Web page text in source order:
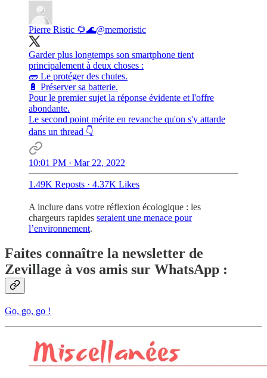
Pierre Ristic 🌻🌊@memoristic
Garder plus longtemps son smartphone tient
principalement à deux choses :
🧱 Le protéger des chutes.
🔋 Préserver sa batterie.
Pour le premier sujet la réponse évidente et l'offre
abondante.
Le second point mérite en revanche qu'on s'y attarde
dans un thread 👇
10:01 PM · Mar 22, 2022
1.49K Reposts · 4.37K Likes
A inclure dans votre réflexion écologique : les
chargeurs rapides seraient une menace pour
l’environnement.
Faites connaître la newsletter de
Zevillage à vos amis sur WhatsApp :
Go, go, go !